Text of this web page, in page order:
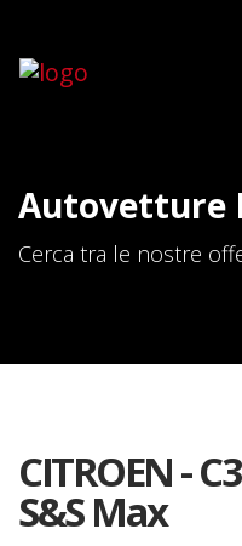
Autovetture
Cerca tra le nostre
CITROEN -
S&S Max